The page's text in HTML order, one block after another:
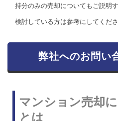
持分のみの売却についてもご説明
検討している方は参考にしてくださ
弊社へのお問い
マンション売却
とは